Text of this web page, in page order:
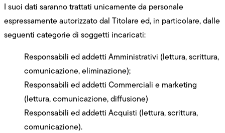
I suoi dati saranno trattati unicamente da personale
espressamente autorizzato dal Titolare ed, in particolare, dalle
seguenti categorie di soggetti incaricati:
Responsabili ed addetti Amministrativi (lettura, scrittura,
comunicazione, eliminazione);
Responsabili ed addetti Commerciali e marketing
(lettura, comunicazione, diffusione)
Responsabili ed addetti Acquisti (lettura, scrittura,
comunicazione).